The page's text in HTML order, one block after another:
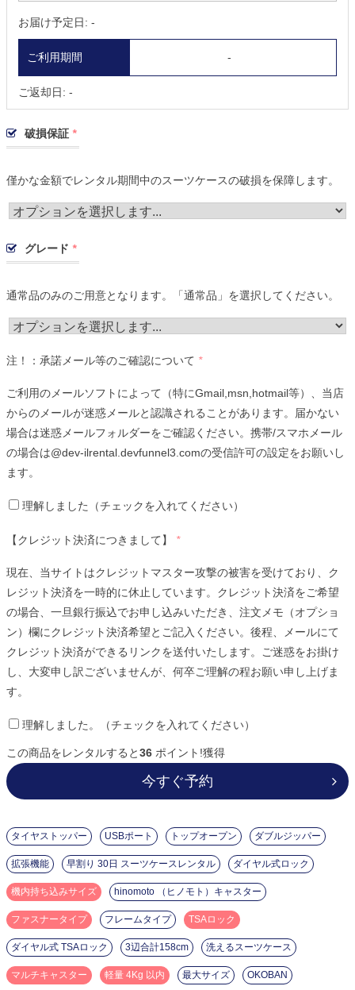
お届け予定日: -
ご利用期間 -
ご返却日: -
破損保証 *
僅かな金額でレンタル期間中のスーツケースの破損を保障します。
グレード *
通常品のみのご用意となります。「通常品」を選択してください。
注！：承諾メール等のご確認について *
ご利用のメールソフトによって（特にGmail,msn,hotmail等）、当店
からのメールが迷惑メールと認識されることがあります。届かない
場合は迷惑メールフォルダーをご確認ください。携帯/スマホメール
の場合は@dev-ilrental.devfunnel3.comの受信許可の設定をお願いし
ます。
理解しました（チェックを入れてください）
【クレジット決済につきまして】 *
現在、当サイトはクレジットマスター攻撃の被害を受けており、ク
レジット決済を一時的に休止しています。クレジット決済をご希望
の場合、一旦銀行振込でお申し込みいただき、注文メモ（オプショ
ン）欄にクレジット決済希望とご記入ください。後程、メールにて
クレジット決済ができるリンクを送付いたします。ご迷惑をお掛け
し、大変申し訳ございませんが、何卒ご理解の程お願い申し上げま
す。
理解しました。（チェックを入れてください）
この商品をレンタルすると36 ポイント!獲得
今すぐ予約
タイヤストッパー USBポート トップオープン ダブルジッパー
拡張機能 早割り 30日 スーツケースレンタル ダイヤル式ロック
機内持ち込みサイズ hinomoto （ヒノモト）キャスター
ファスナータイプ フレームタイプ TSAロック
ダイヤル式 TSAロック 3辺合計158cm 洗えるスーツケース
マルチキャスター 軽量 4Kg 以内 最大サイズ OKOBAN